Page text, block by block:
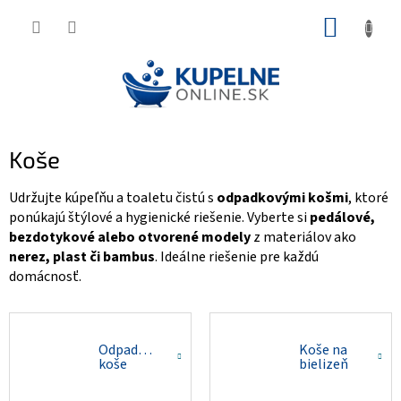
Koše
Udržujte kúpeľňu a toaletu čistú s odpadkovými košmi, ktoré
ponúkajú štýlové a hygienické riešenie. Vyberte sipedálové,
bezdotykové alebo otvorené modelyz materiálov ako
nerez, plast či bambus. Ideálne riešenie pre každú
domácnosť.
Odpadkové
koše
Koše na
bielizeň